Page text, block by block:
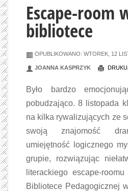
Escape-room
bibliotece
OPUBLIKOWANO: WTOREK, 12
JOANNA KASPRZYK
Było bardzo
pobudzająco. 8 listopada
na kilka rywalizujących ze
swoją znajomość
umiejętność logicznego
grupie, rozwiązując
literackiego escape-
Bibliotece Pedagogicznej